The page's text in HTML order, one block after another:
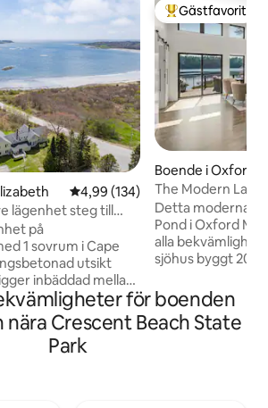
4,99 av 5 i genomsnittligt
4,99 (134)
lägenhet steg till
på
1 sovrum i Cape
utsikt
inbäddad mellan
Beach och Two
en promenad bort,
ligger en enkel
Populär
Gästfavorit
Boende i Oxford
The Modern
Detta moderna
Pond i Oxford
alla
sjöhus byggt
vattnet. Det här
semestra
privata
för boenden
Crescent Beach State
Park